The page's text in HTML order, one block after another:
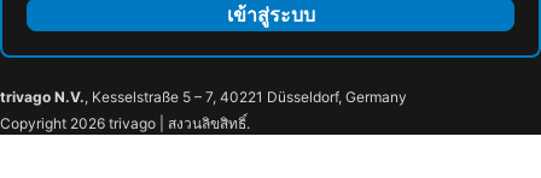
Sanlaiva Ski Area
Higashi Sapporo Station
Higashi
เข้าสู่ระบบ
trivago N.V., Kesselstraße 5 – 7, 40221 Düsseldorf, Germany
Copyright 2026 trivago | สงวนลิขสิทธิ์.